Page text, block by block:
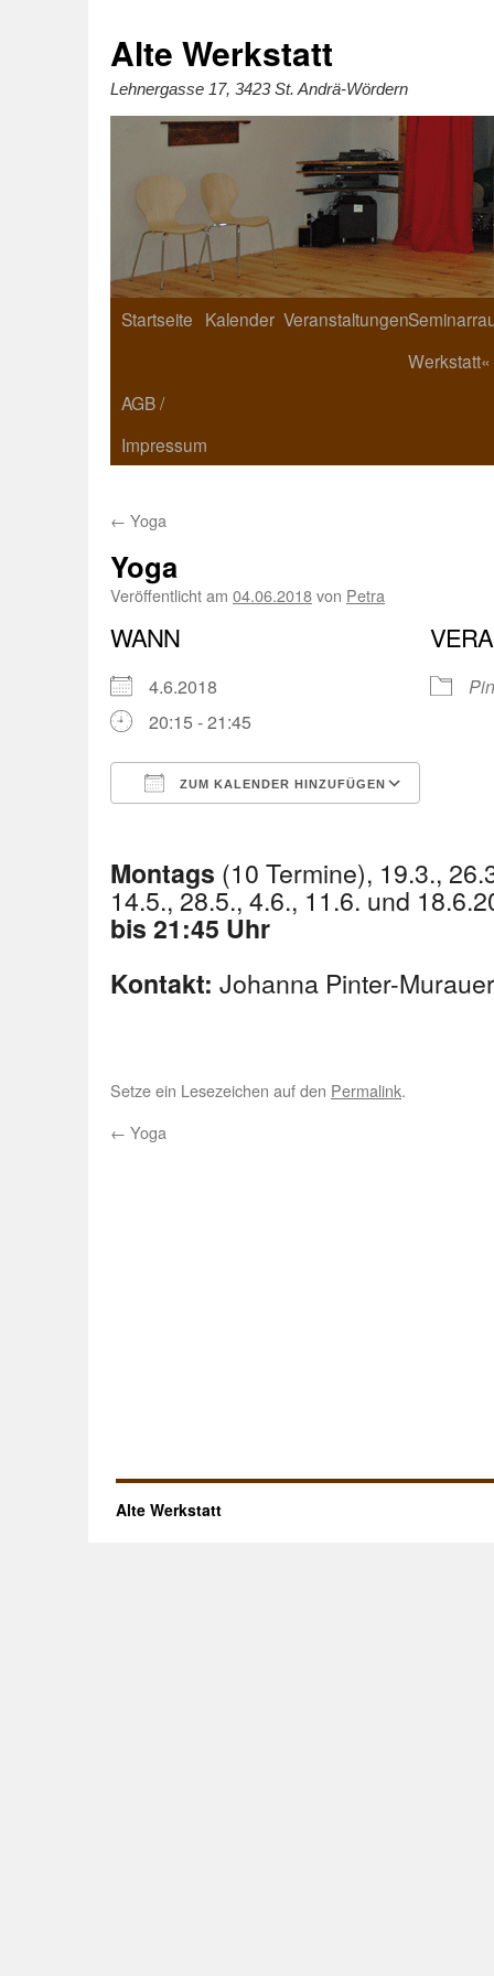
Alte Werkstatt
Lehnergasse 17, 3423 St. Andrä-Wördern
Startseite Kalender Veranstaltungen
Werkstatt«
AGB /
Impressum
← Yoga
Yoga
Veröffentlicht am 04.06.2018von Petra
WANN
4.6.2018
20:15 - 21:45
ZUM KALENDER HINZUFÜGEN
Montags (10 Termine), 19.3.,
14.5., 28.5., 4.6., 11.6. und
bis 21:45 Uhr
Kontakt: Johanna Pinter-
Setze ein Lesezeichen auf den Permalink.
← Yoga
Alte Werkstatt